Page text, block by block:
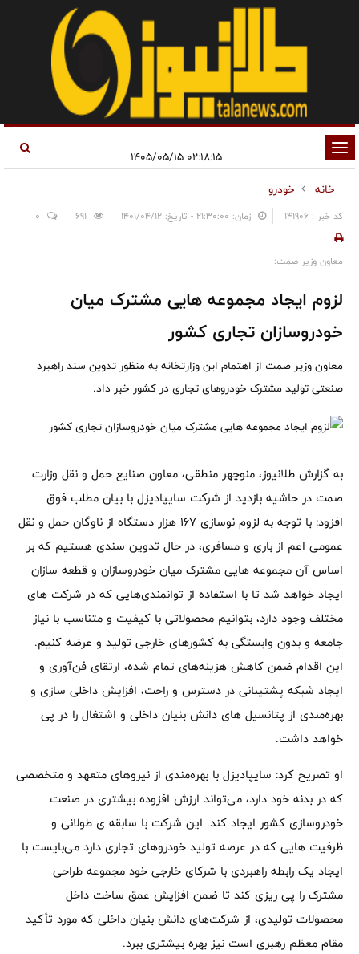
تغییر
وضعیت
ناوبری
۰۲:۱۸:۱۵ ۱۴۰۵/۰۵/۱۵
خانه
خودرو
کد خبر : 141906 زمان: ۲۱:۳۰:۰۰ - تاریخ: ۱۴۰۱/۰۴/۱۲ 0
معاون وزیر صمت:
لزوم ایجاد مجموعه هایی مشترک میان
خودروسازان تجاری کشور
معاون وزیر صمت از اهتمام این وزارتخانه به منظور تدوین سند راهبرد
صنعتی تولید مشترک خودروهای تجاری در کشور خبر داد.
به گزارش طلانیوز، منوچهر منطقی، معاون صنایع حمل و نقل وزارت
صمت در حاشیه بازدید از شرکت سایپادیزل با بیان مطلب فوق
افزود: با توجه به لزوم نوسازی 167 هزار دستگاه از ناوگان حمل و نقل
عمومی اعم از باری و مسافری، در حال تدوین سندی هستیم که بر
اساس آن مجموعه هایی مشترک میان خودروسازان و قطعه سازان
ایجاد خواهد شد تا با استفاده از توانمندی‌هایی که در شرکت های
مختلف وجود دارد، بتوانیم محصولاتی با کیفیت و متناسب با نیاز
جامعه و بدون وابستگی به کشورهای خارجی تولید و عرضه کنیم.
این اقدام ضمن کاهش هزینه‌های تمام شده، ارتقای فن‌آوری و
ایجاد شبکه پشتیبانی در دسترس و راحت، افزایش داخلی سازی و
بهره‌مندی از پتانسیل های دانش بنیان داخلی و اشتغال را در پی
خواهد داشت.
او تصریح کرد: سایپادیزل با بهره‌مندی از نیروهای متعهد و متخصصی
که در بدنه خود دارد، می‌تواند ارزش افزوده بیشتری در صنعت
خودروسازی کشور ایجاد کند. این شرکت با سابقه ی طولانی و
ظرفیت هایی که در عرصه تولید خودروهای تجاری دارد می‌بایست با
ایجاد یک رابطه راهبردی با شرکای خارجی خود مجموعه‌ طراحی
مشترک را پی ریزی کند تا ضمن افزایش عمق ساخت داخل
محصولات تولیدی، از شرکت‌های دانش بنیان داخلی که مورد تأکید
مقام معظم رهبری است نیز بهره بیشتری ببرد.